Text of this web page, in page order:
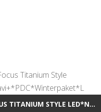
TITANIUM STYLE